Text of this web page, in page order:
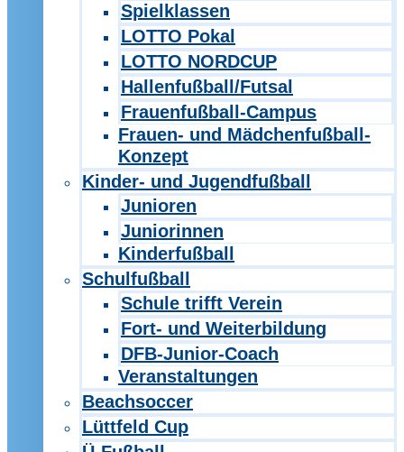
Spielklassen
LOTTO Pokal
LOTTO NORDCUP
Hallenfußball/Futsal
Frauenfußball-Campus
Frauen- und Mädchenfußball-
Konzept
Kinder- und Jugendfußball
Junioren
Juniorinnen
Kinderfußball
Schulfußball
Schule trifft Verein
Fort- und Weiterbildung
DFB-Junior-Coach
Veranstaltungen
Beachsoccer
Lüttfeld Cup